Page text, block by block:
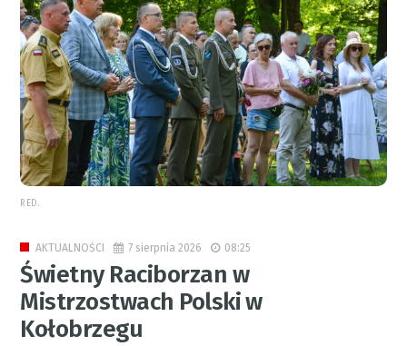
RED.
AKTUALNOŚCI 7 sierpnia 2026 08:25
Świetny Raciborzan w
Mistrzostwach Polski w
Kołobrzegu